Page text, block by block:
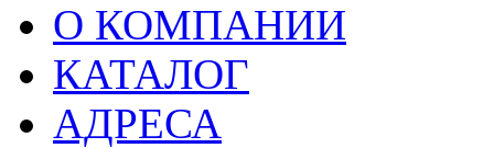
О КОМПАНИИ
КАТАЛОГ
АДРЕСА